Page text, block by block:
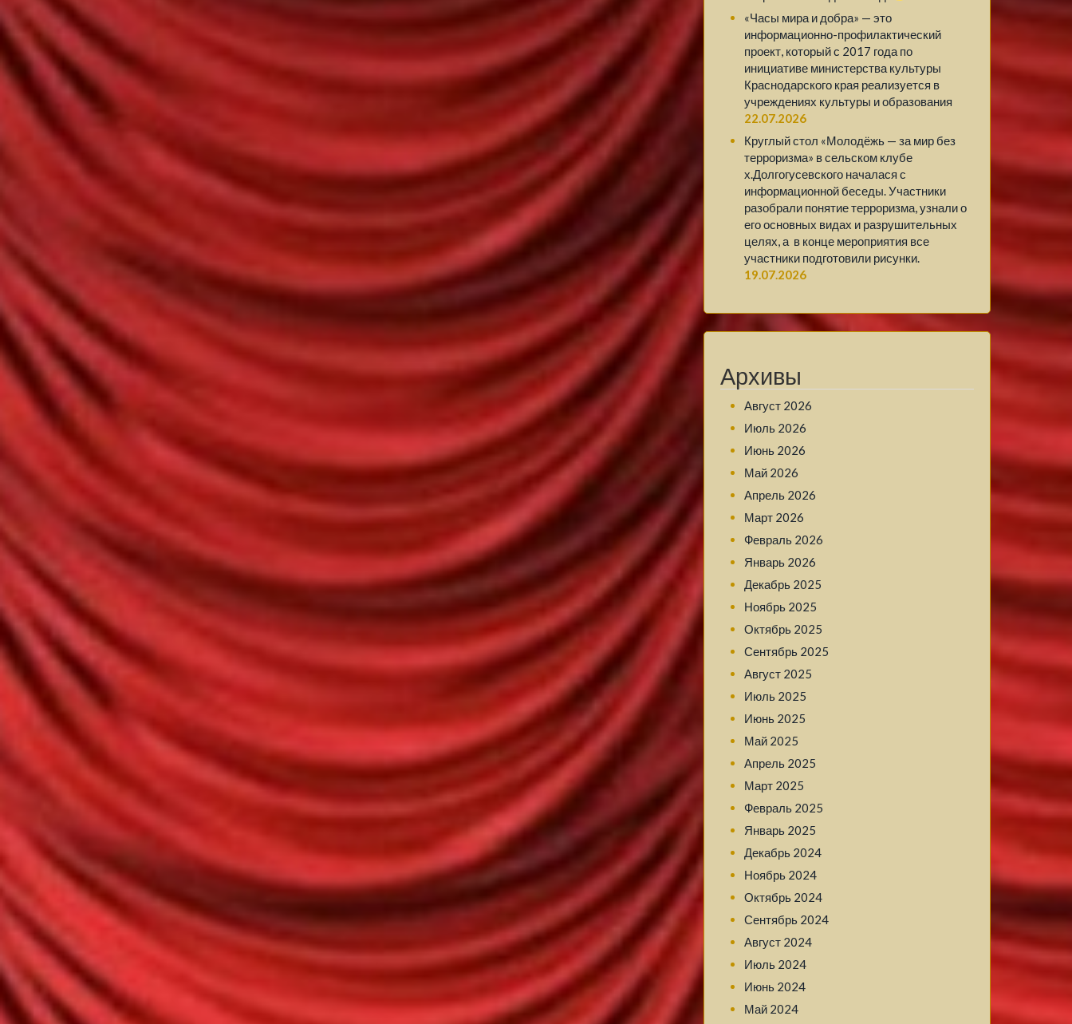
«Часы мира и добра» — это
информационно-профилактический
проект, который с 2017 года по
инициативе министерства культуры
Краснодарского края реализуется в
учреждениях культуры и образования
22.07.2026
Круглый стол «Молодёжь — за мир без
терроризма» в сельском клубе
х.Долгогусевского началася с
информационной беседы. Участники
разобрали понятие терроризма, узнали о
его основных видах и разрушительных
целях, а в конце мероприятия все
участники подготовили рисунки.
19.07.2026
Архивы
Август 2026
Июль 2026
Июнь 2026
Май 2026
Апрель 2026
Март 2026
Февраль 2026
Январь 2026
Декабрь 2025
Ноябрь 2025
Октябрь 2025
Сентябрь 2025
Август 2025
Июль 2025
Июнь 2025
Май 2025
Апрель 2025
Март 2025
Февраль 2025
Январь 2025
Декабрь 2024
Ноябрь 2024
Октябрь 2024
Сентябрь 2024
Август 2024
Июль 2024
Июнь 2024
Май 2024